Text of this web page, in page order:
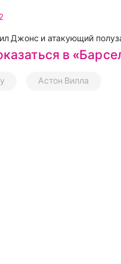
Джонс и атакующий
в
Астон Вилла